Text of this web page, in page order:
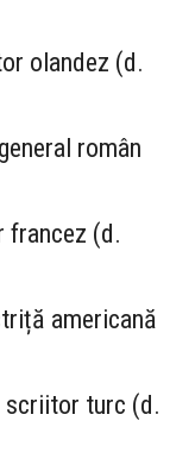
olandez (d.
român
francez (d.
americană
scriitor turc (d.